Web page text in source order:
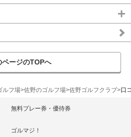
ページのTOPへ
ルフ場 佐野のゴルフ場 佐野ゴルフクラブ 口
無料プレー券・優待券
ゴルマジ！